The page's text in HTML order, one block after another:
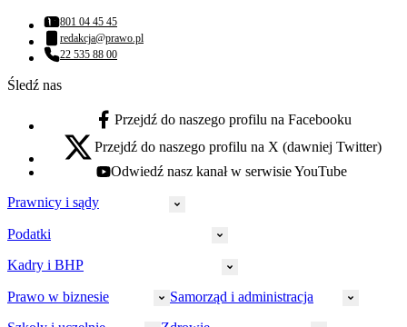
Numer telefonu:
801 04 45 45
Adres email:
redakcja@prawo.pl
Numer telefonu:
22 535 88 00
Śledź nas
facebook - otwiera się w nowej karcie
Przejdź do naszego profilu na Facebooku
x - otwiera się w nowej karcie
Przejdź do naszego profilu na X (dawniej Twitter)
youtube - otwiera się w nowej karcie
Odwiedź nasz kanał w serwisie YouTube
Prawnicy i sądy
Prawnicy
Policja
Podatki
CIT
Kadry i BHP
Prawo w biznesie Samorząd i administracja